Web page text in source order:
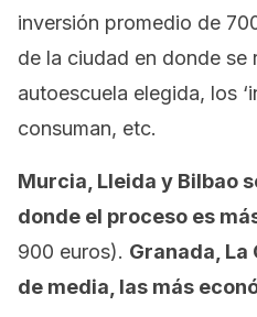
inversión promedio de
de la ciudad en donde se
autoescuela elegida, los
consuman, etc.
Murcia, Lleida y Bilbao
donde el proceso es
900 euros). Granada, La
de media, las más